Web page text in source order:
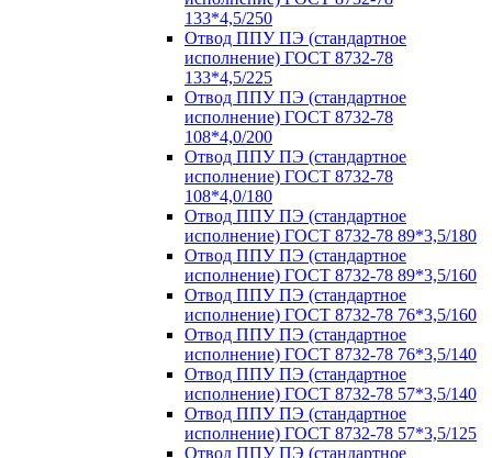
133*4,5/250
Отвод ППУ ПЭ (стандартное
исполнение) ГОСТ 8732-78
133*4,5/225
Отвод ППУ ПЭ (стандартное
исполнение) ГОСТ 8732-78
108*4,0/200
Отвод ППУ ПЭ (стандартное
исполнение) ГОСТ 8732-78
108*4,0/180
Отвод ППУ ПЭ (стандартное
исполнение) ГОСТ 8732-78 89*3,5/180
Отвод ППУ ПЭ (стандартное
исполнение) ГОСТ 8732-78 89*3,5/160
Отвод ППУ ПЭ (стандартное
исполнение) ГОСТ 8732-78 76*3,5/160
Отвод ППУ ПЭ (стандартное
исполнение) ГОСТ 8732-78 76*3,5/140
Отвод ППУ ПЭ (стандартное
исполнение) ГОСТ 8732-78 57*3,5/140
Отвод ППУ ПЭ (стандартное
исполнение) ГОСТ 8732-78 57*3,5/125
Отвод ППУ ПЭ (стандартное